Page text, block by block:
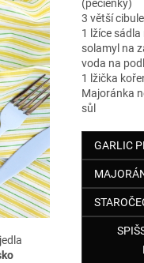
(pečienky)
3 větší cibule
1 lžíce
solamyl na
voda na
1 lžička
Majoránka
sůl
GARLIC